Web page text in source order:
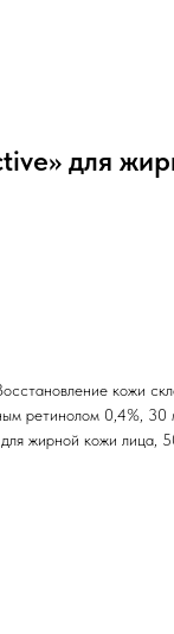
для
кожи
ретинолом 0,4%, 30
жирной кожи